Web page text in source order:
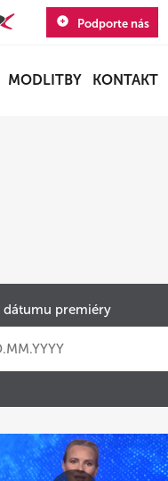
Podporte nás
MODLITBY KONTAKT
dátumu premiéry
St Št Pi So
28 29 30 31 1